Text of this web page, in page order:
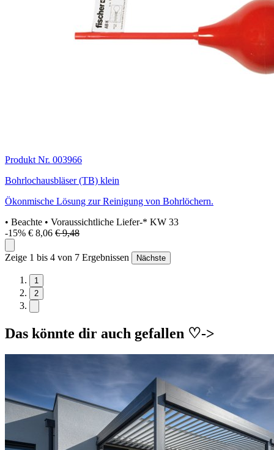
Produkt Nr. 003966
Bohrlochausbläser (TB) klein
Ökonmische Lösung zur Reinigung von Bohrlöchern.
• Beachte • Voraussichtliche Liefer-* KW 33
-15% € 8,06 € 9,48
Zeige 1 bis 4 von 7 Ergebnissen Nächste
1
2
Das könnte dir auch gefallen ♡->